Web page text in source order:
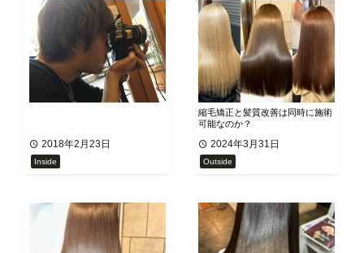
2018年2月23日
Inside
縮毛矯正と髪質改善は同時に施術
可能なのか？
2024年3月31日
Outside